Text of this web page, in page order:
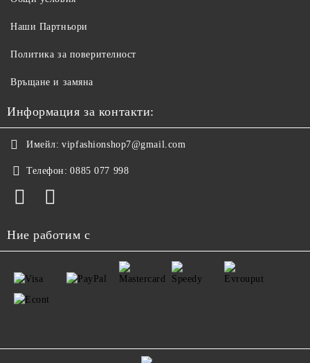
Наши Партньори
Политика за поверителност
Връщане и замяна
Информация за контакти:
Имейл: vipfashionshop7@gmail.com
Телефон: 0885 077 998
Ние работим с